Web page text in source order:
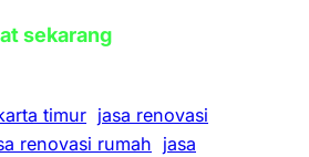
sekarang
timur jasa renovasi
renovasi rumah jasa